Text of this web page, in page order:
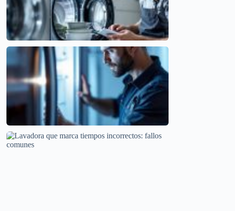
Causas del Lavavajillas que Tarda Demasiado en
Terminar
Cointra
Comprender el error EC en frigorífico LG y sus
síntomas